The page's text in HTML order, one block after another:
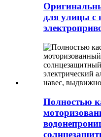
для улицы с
Полностью